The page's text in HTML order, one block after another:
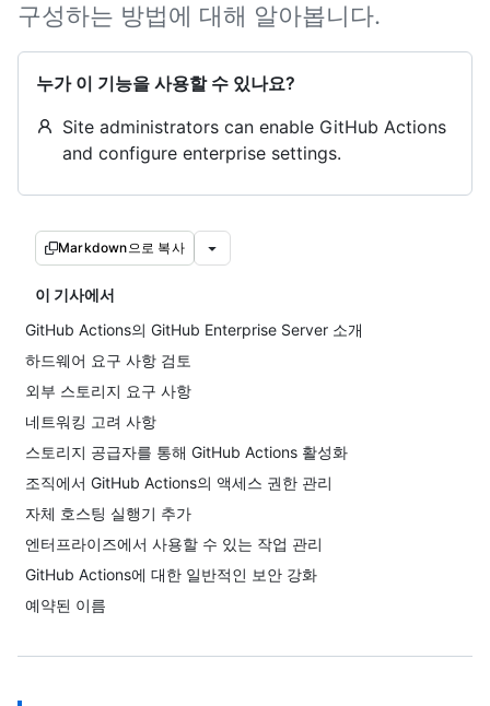
구성하는 방법에 대해 알아봅니다.
누가 이 기능을 사용할 수 있나요?
Site administrators can enable GitHub Actions
and configure enterprise settings.
Markdown으로 복사
이 기사에서
GitHub Actions의 GitHub Enterprise Server 소개
하드웨어 요구 사항 검토
외부 스토리지 요구 사항
네트워킹 고려 사항
스토리지 공급자를 통해 GitHub Actions 활성화
조직에서 GitHub Actions의 액세스 권한 관리
자체 호스팅 실행기 추가
엔터프라이즈에서 사용할 수 있는 작업 관리
GitHub Actions에 대한 일반적인 보안 강화
예약된 이름